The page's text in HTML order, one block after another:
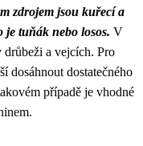
zdrojem jsou kuřecí a
je tuňák nebo losos. V
drůbeži a vejcích. Pro
dosáhnout dostatečného
případě je vhodné